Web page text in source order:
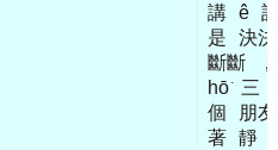
講 ê
是
決決
斷斷
，
hō͘
三
個
朋友
著 靜